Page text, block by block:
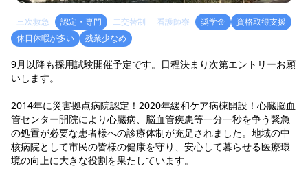
三次救急 認定・専門 二交替制 看護師寮 奨学金
資格取得支援
休日休暇が多い
残業少なめ
9月以降も採用試験開催予定です。日程決まり次第エントリーお願
いします。
2014年に災害拠点病院認定！2020年緩和ケア病棟開設！心臓脳血
管センター開院により心臓病、脳血管疾患等一分一秒を争う緊急
の処置が必要な患者様への診療体制が充足されました。地域の中
核病院として市民の皆様の健康を守り、安心して暮らせる医療環
境の向上に大きな役割を果たしています。